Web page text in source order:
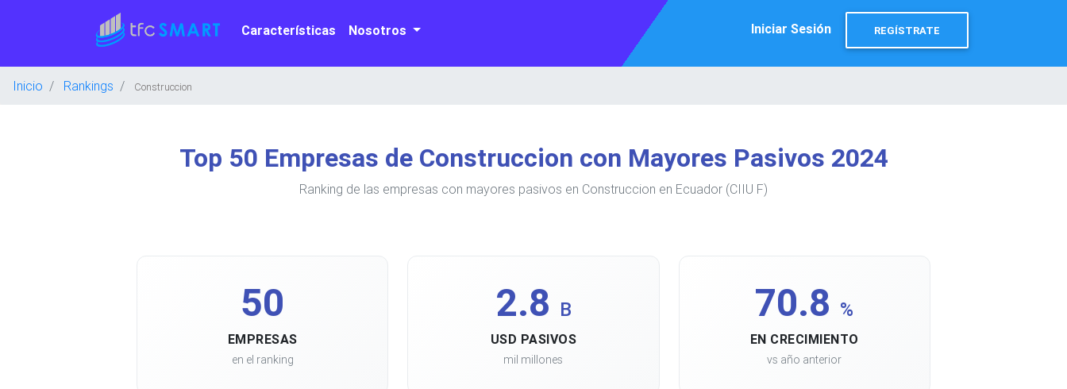
Características Nosotros Iniciar Sesión REGÍSTRATE
Inicio Rankings Construccion
Top 50 Empresas de Construccion con Mayores Pasivos 2024
Ranking de las empresas con mayores pasivos en Construccion en Ecuador (CIIU F)
50
EMPRESAS
en el ranking
2.8 B
USD PASIVOS
mil millones
70.8 %
EN CRECIMIENTO
vs año anterior